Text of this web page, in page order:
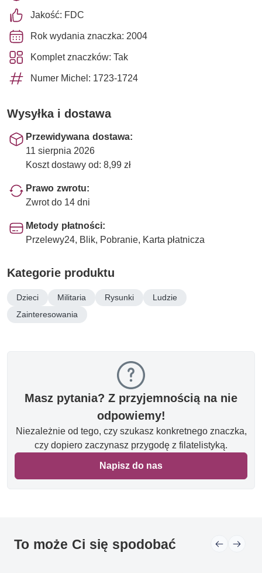
Jakość: FDC
Rok wydania znaczka: 2004
Komplet znaczków: Tak
Numer Michel: 1723-1724
Wysyłka i dostawa
Przewidywana dostawa:
11 sierpnia 2026
Koszt dostawy od: 8,99 zł
Prawo zwrotu:
Zwrot do 14 dni
Metody płatności:
Przelewy24, Blik, Pobranie, Karta płatnicza
Kategorie produktu
Dzieci Militaria Rysunki
Ludzie
Zainteresowania
Masz pytania? Z przyjemnością na nie
odpowiemy!
Niezależnie od tego, czy szukasz konkretnego znaczka,
czy dopiero zaczynasz przygodę z filatelistyką.
Napisz do nas
To może Ci się spodobać